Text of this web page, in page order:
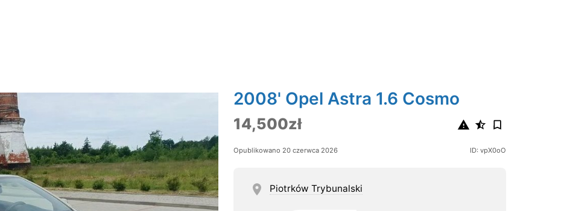
2008' Opel Astra 1.6 Cosmo
14,500zł
Opublikowano 20 czerwca 2026 ID: vpX0oO
Piotrków Trybunalski